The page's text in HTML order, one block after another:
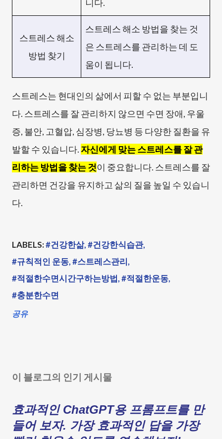
니다.
스트레스 해소
방법 찾기
스트레스 해소 방법을 찾는 것
은 스트레스를 관리하는 데 도
움이 됩니다.
스트레스는 현대인의 삶에서 피할 수 없는 부분입니
다. 스트레스를 잘 관리하지 않으면 수면 장애, 우울
증, 불안, 고혈압, 심장병, 당뇨병 등 다양한 질환을 유
발할 수 있습니다.자신에게 맞는 스트레스를 잘 관
리하는 방법을 찾는 것이 중요합니다. 스트레스를 잘
관리하면 건강을 유지하고 삶의 질을 높일 수 있습니
다.
LABELS:#건강한삶 #건강한식습관
#규칙적인 운동 #스트레스관리
#적절한수면시간구하는방법 #적절한운동
#충분한수면
공유
이 블로그의 인기 게시물
효과적인 ChatGPT용 프롬프트를 만
들어 보자. 가장 효과적인 답을 가장